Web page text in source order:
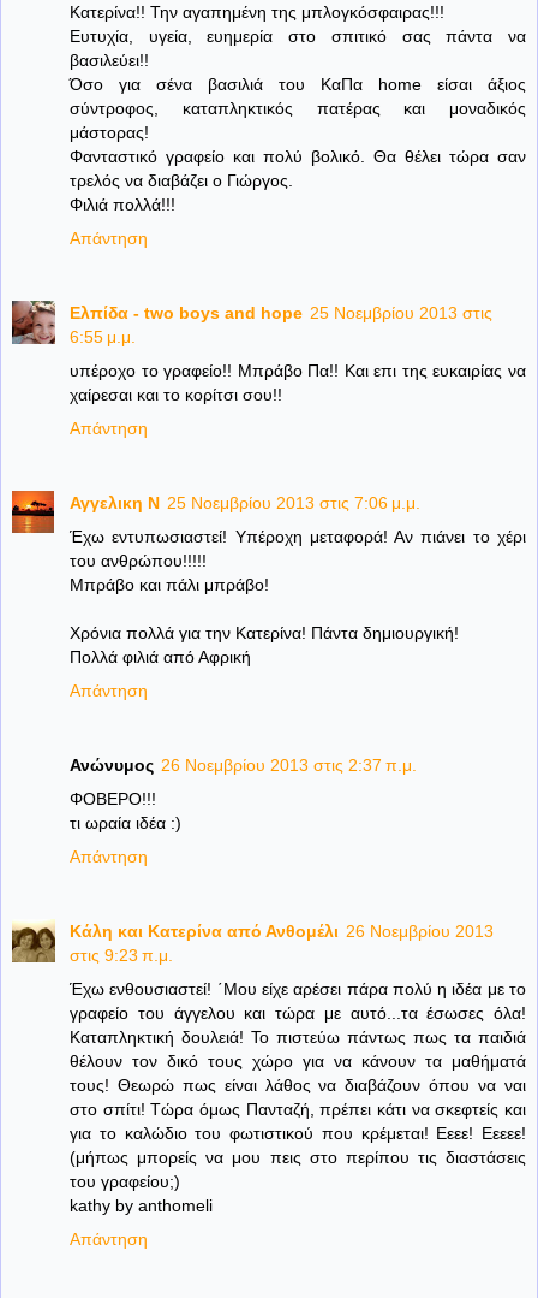
Κατερίνα!! Την αγαπημένη της μπλογκόσφαιρας!!!
Ευτυχία, υγεία, ευημερία στο σπιτικό σας πάντα να
βασιλεύει!!
Όσο για σένα βασιλιά του ΚαΠα home είσαι άξιος
σύντροφος, καταπληκτικός πατέρας και μοναδικός
μάστορας!
Φανταστικό γραφείο και πολύ βολικό. Θα θέλει τώρα σαν
τρελός να διαβάζει ο Γιώργος.
Φιλιά πολλά!!!
Απάντηση
Ελπίδα - two boys and hope 25 Νοεμβρίου 2013 στις
6:55 μ.μ.
υπέροχο το γραφείο!! Μπράβο Πα!! Και επι της ευκαιρίας να
χαίρεσαι και το κορίτσι σου!!
Απάντηση
Αγγελικη Ν 25 Νοεμβρίου 2013 στις 7:06 μ.μ.
Έχω εντυπωσιαστεί! Υπέροχη μεταφορά! Αν πιάνει το χέρι
του ανθρώπου!!!!!
Μπράβο και πάλι μπράβο!
Χρόνια πολλά για την Κατερίνα! Πάντα δημιουργική!
Πολλά φιλιά από Αφρική
Απάντηση
Ανώνυμος 26 Νοεμβρίου 2013 στις 2:37 π.μ.
ΦΟΒΕΡΟ!!!
τι ωραία ιδέα :)
Απάντηση
Κάλη και Κατερίνα από Ανθομέλι 26 Νοεμβρίου 2013
στις 9:23 π.μ.
Έχω ενθουσιαστεί! ΄Μου είχε αρέσει πάρα πολύ η ιδέα με το
γραφείο του άγγελου και τώρα με αυτό...τα έσωσες όλα!
Καταπληκτική δουλειά! Το πιστεύω πάντως πως τα παιδιά
θέλουν τον δικό τους χώρο για να κάνουν τα μαθήματά
τους! Θεωρώ πως είναι λάθος να διαβάζουν όπου να ναι
στο σπίτι! Τώρα όμως Πανταζή, πρέπει κάτι να σκεφτείς και
για το καλώδιο του φωτιστικού που κρέμεται! Εεεε! Εεεεε!
(μήπως μπορείς να μου πεις στο περίπου τις διαστάσεις
του γραφείου;)
kathy by anthomeli
Απάντηση